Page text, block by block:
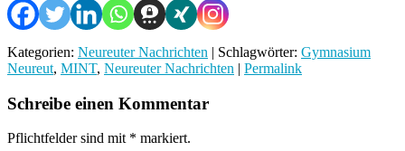
Kategorien: Neureuter Nachrichten | Schlagwörter: Gymnasium
Neureut, MINT, Neureuter Nachrichten | Permalink
Schreibe einen Kommentar
Pflichtfelder sind mit * markiert.